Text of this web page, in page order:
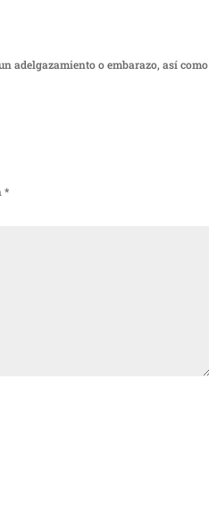
adelgazamiento o embarazo, así como
*